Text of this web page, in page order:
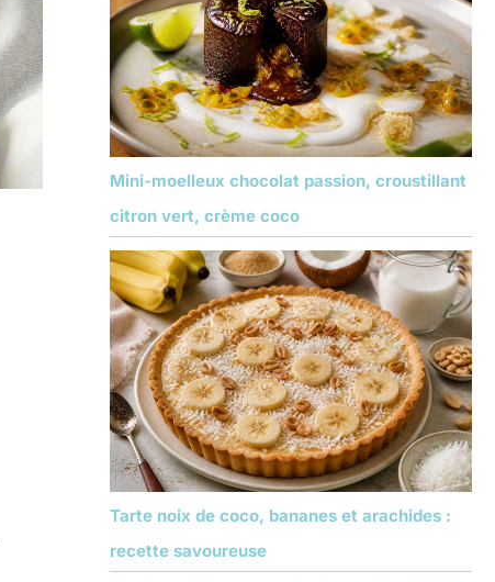
Mini-moelleux chocolat passion, croustillant
citron vert, crème coco
Tarte noix de coco, bananes et arachides :
recette savoureuse